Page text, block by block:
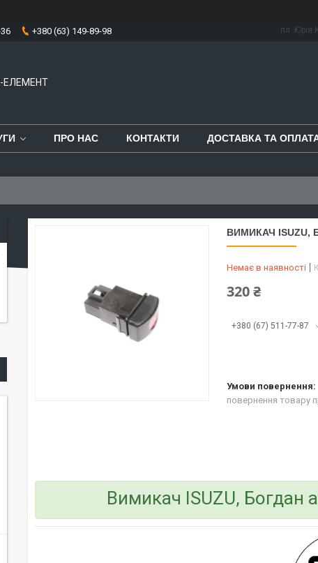
+380 (63) 149-89-98 пл. Юрія
ЕЛЕМЕНТ
ПРО НАС КОНТАКТИ ДОСТАВКА ТА
ВИМИКАЧ ISUZU,
Немає в наявності
320 ₴
+380 (67) 511-77-87
повернення товару
Вимикач ISUZU, Богдан